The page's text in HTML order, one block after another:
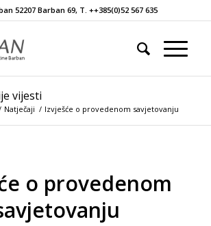
52207 Barban 69, T. ++385(0)52 567 635
vijesti
Natječaji / Izvješće o provedenom savjetovanju
o provedenom